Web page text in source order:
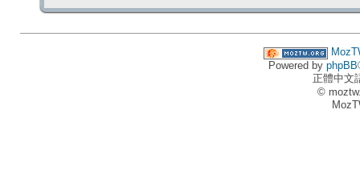
Powered by phpBB
正體中文
©